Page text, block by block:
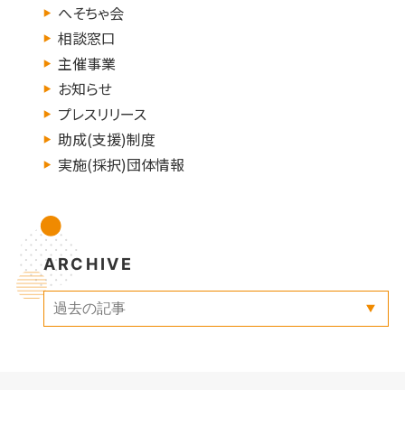
へそちゃ会
相談窓口
主催事業
お知らせ
プレスリリース
助成(支援)制度
実施(採択)団体情報
ARCHIVE